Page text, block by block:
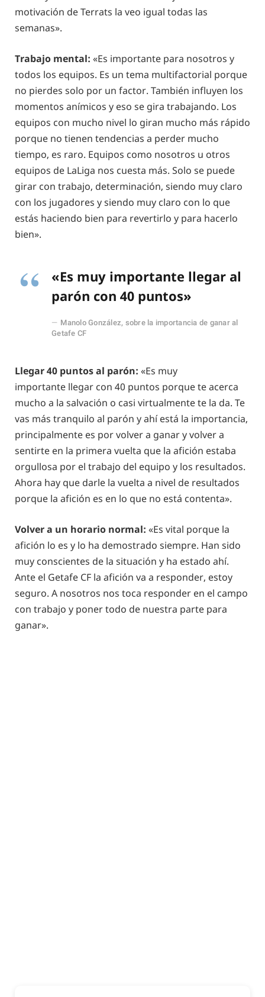
motivación de Terrats la veo igual todas las
semanas».
Trabajo mental: «Es importante para nosotros y
todos los equipos. Es un tema multifactorial porque
no pierdes solo por un factor. También influyen los
momentos anímicos y eso se gira trabajando. Los
equipos con mucho nivel lo giran mucho más rápido
porque no tienen tendencias a perder mucho
tiempo, es raro. Equipos como nosotros u otros
equipos de LaLiga nos cuesta más. Solo se puede
girar con trabajo, determinación, siendo muy claro
con los jugadores y siendo muy claro con lo que
estás haciendo bien para revertirlo y para hacerlo
bien».
«Es muy importante llegar al
parón con 40 puntos»
Manolo González, sobre la importancia de ganar al
Getafe CF
Llegar 40 puntos al parón: «Es muy
importante llegar con 40 puntos porque te acerca
mucho a la salvación o casi virtualmente te la da. Te
vas más tranquilo al parón y ahí está la importancia,
principalmente es por volver a ganar y volver a
sentirte en la primera vuelta que la afición estaba
orgullosa por el trabajo del equipo y los resultados.
Ahora hay que darle la vuelta a nivel de resultados
porque la afición es en lo que no está contenta».
Volver a un horario normal: «Es vital porque la
afición lo es y lo ha demostrado siempre. Han sido
muy conscientes de la situación y ha estado ahí.
Ante el Getafe CF la afición va a responder, estoy
seguro. A nosotros nos toca responder en el campo
con trabajo y poner todo de nuestra parte para
ganar».